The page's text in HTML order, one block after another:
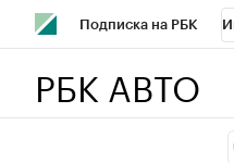
Подписка на РБК
РБК Бизнес-среда
РБК АВТО